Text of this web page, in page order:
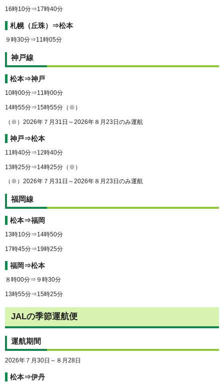
16時10分⇒17時40分
札幌（丘珠）⇒松本
９時30分⇒11時05分
神戸線
松本⇒神戸
10時00分⇒11時00分
14時55分⇒15時55分（※）
（※）2026年７月31日～2026年８月23日のみ運航
神戸⇒松本
11時40分⇒12時40分
13時25分⇒14時25分（※）
（※）2026年７月31日～2026年８月23日のみ運航
福岡線
松本⇒福岡
13時10分⇒14時50分
17時45分⇒19時25分
福岡⇒松本
８時00分⇒９時30分
13時55分⇒15時25分
JALの季節運航便
運航期間
2026年７月30日～８月28日
松本⇒伊丹